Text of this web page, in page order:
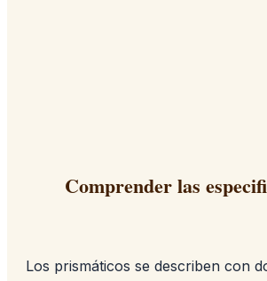
Comprender las
Los prismáticos se describen